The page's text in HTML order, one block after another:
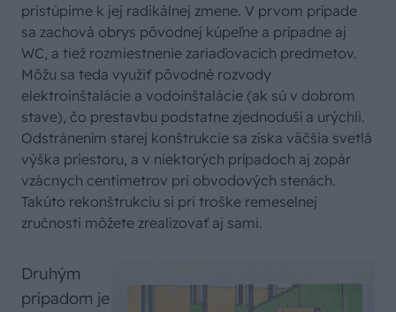
pristúpime k jej radikálnej zmene. V prvom prípade
sa zachová obrys pôvodnej kúpeľne a prípadne aj
WC, a tiež rozmiestnenie zariaďovacích predmetov.
Môžu sa teda využiť pôvodné rozvody
elektroinštalácie a vodoinštalácie (ak sú v dobrom
stave), čo prestavbu podstatne zjednoduší a urýchli.
Odstránením starej konštrukcie sa získa väčšia svetlá
výška priestoru, a v niektorých prípadoch aj zopár
vzácnych centimetrov pri obvodových stenách.
Takúto rekonštrukciu si pri troške remeselnej
zručnosti môžete zrealizovať aj sami.
Druhým
prípadom je